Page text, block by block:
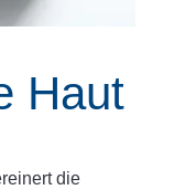
Haut
die